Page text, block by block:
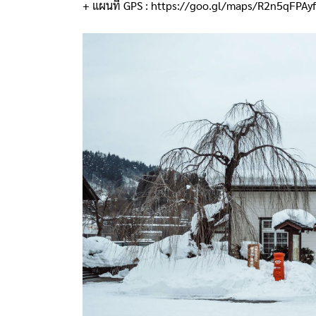
+ แผนที่ GPS : https://goo.gl/maps/